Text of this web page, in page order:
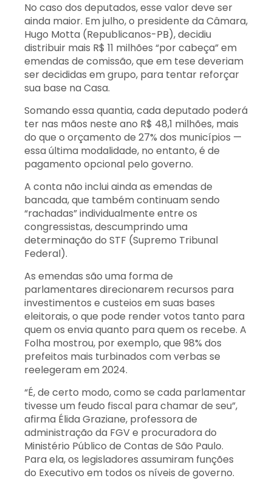
No caso dos deputados, esse valor deve ser
ainda maior. Em julho, o presidente da Câmara,
Hugo Motta (Republicanos-PB), decidiu
distribuir mais R$ 11 milhões “por cabeça” em
emendas de comissão, que em tese deveriam
ser decididas em grupo, para tentar reforçar
sua base na Casa.
Somando essa quantia, cada deputado poderá
ter nas mãos neste ano R$ 48,1 milhões, mais
do que o orçamento de 27% dos municípios —
essa última modalidade, no entanto, é de
pagamento opcional pelo governo.
A conta não inclui ainda as emendas de
bancada, que também continuam sendo
“rachadas” individualmente entre os
congressistas, descumprindo uma
determinação do STF (Supremo Tribunal
Federal).
As emendas são uma forma de
parlamentares direcionarem recursos para
investimentos e custeios em suas bases
eleitorais, o que pode render votos tanto para
quem os envia quanto para quem os recebe. A
Folha mostrou, por exemplo, que 98% dos
prefeitos mais turbinados com verbas se
reelegeram em 2024.
“É, de certo modo, como se cada parlamentar
tivesse um feudo fiscal para chamar de seu”,
afirma Élida Graziane, professora de
administração da FGV e procuradora do
Ministério Público de Contas de São Paulo.
Para ela, os legisladores assumiram funções
do Executivo em todos os níveis de governo.